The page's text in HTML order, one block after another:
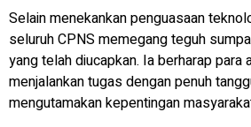
Selain menekankan penguasaan
seluruh CPNS memegang teguh
yang telah diucapkan. Ia berharap para
menjalankan tugas dengan penuh
mengutamakan kepentingan